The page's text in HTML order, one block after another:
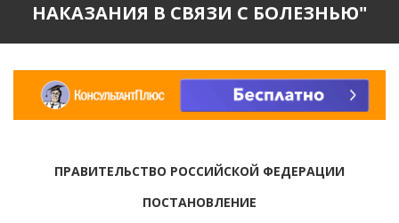
НАКАЗАНИЯ В СВЯЗИ С БОЛЕЗНЬЮ"
ПРАВИТЕЛЬСТВО РОССИЙСКОЙ ФЕДЕРАЦИИ
ПОСТАНОВЛЕНИЕ